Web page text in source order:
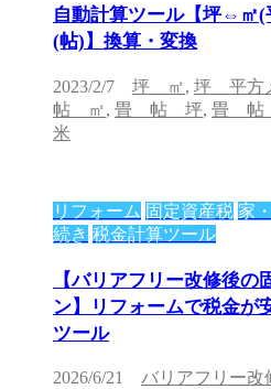
自動計算ツール【坪⇔㎡
(帖)】換算・変換
2023/2/7 坪 ㎡, 坪 平方
帖 ㎡, 畳 帖 坪, 畳 帖
米
リフォーム 固定資産税 家
続き 税金計算ツール
【バリアフリー改修後の
ン】リフォームで税金が
ツール
2026/6/21 バリアフリー